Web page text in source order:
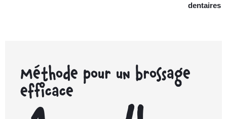
dentaires
Méthode pour un brossage
efficace